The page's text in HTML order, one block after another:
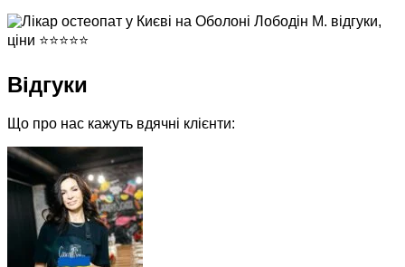
Відгуки
Що про нас кажуть вдячні клієнти: